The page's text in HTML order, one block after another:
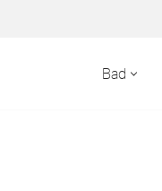
Bad